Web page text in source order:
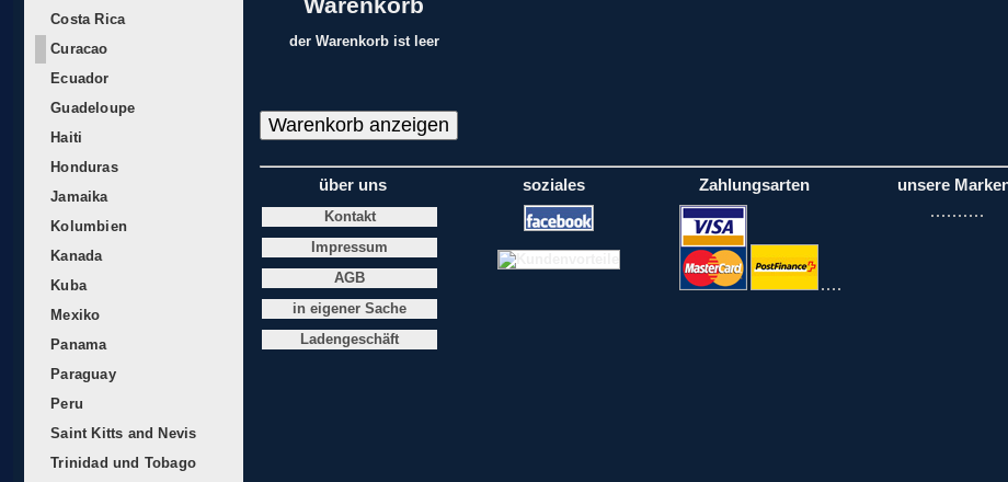
Costa Rica
Curacao
Ecuador
Guadeloupe
Haiti
Honduras
Jamaika
Kolumbien
Kanada
Kuba
Mexiko
Panama
Paraguay
Peru
Saint Kitts and Nevis
Trinidad und Tobago
Warenkorb
der Warenkorb ist leer
über uns
Kontakt
Impressum
AGB
in eigener Sache
Ladengeschäft
soziales Zahlungsarten unsere